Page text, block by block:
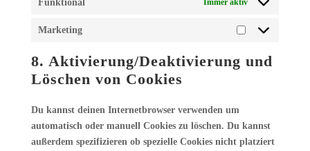
Funktional Immer aktiv
Marketing
Marketing
8. Aktivierung/Deaktivierung und
Löschen von Cookies
Du kannst deinen Internetbrowser verwenden um
automatisch oder manuell Cookies zu löschen. Du kannst
außerdem spezifizieren ob spezielle Cookies nicht platziert